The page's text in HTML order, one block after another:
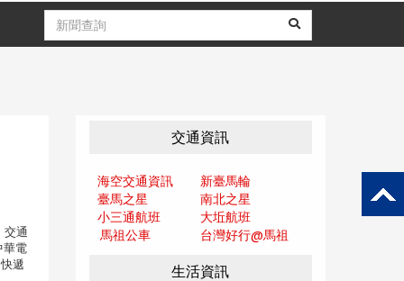
交通
華電
遞
交通資訊
海空交通資訊
新臺馬輪
臺馬之星
南北之星
小三通航班
大坵航班
馬祖公車
台灣好行@馬祖
生活資訊